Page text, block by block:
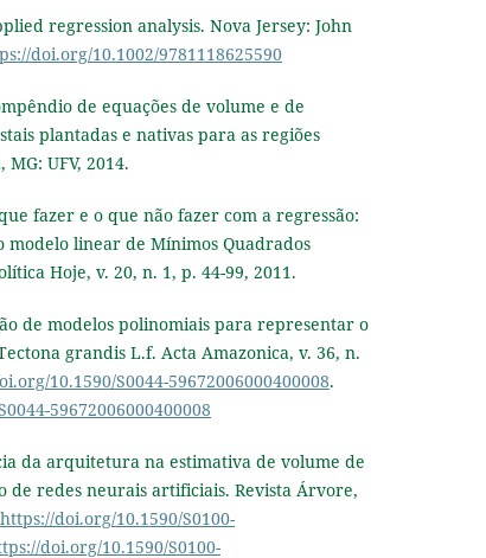
regression analysis. Nova Jersey: John
doi.org/10.1002/9781118625590
de equações de volume e de
plantadas e nativas para as regiões
UFV, 2014.
fazer e o que não fazer com a regressão:
modelo linear de Mínimos Quadrados
Hoje, v. 20, n. 1, p. 44-99, 2011.
de modelos polinomiais para representar o
grandis L.f. Acta Amazonica, v. 36, n.
10.1590/S0044-59672006000400008.
59672006000400008
da arquitetura na estimativa de volume de
redes neurais artificiais. Revista Árvore,
https://doi.org/10.1590/S0100-
doi.org/10.1590/S0100-